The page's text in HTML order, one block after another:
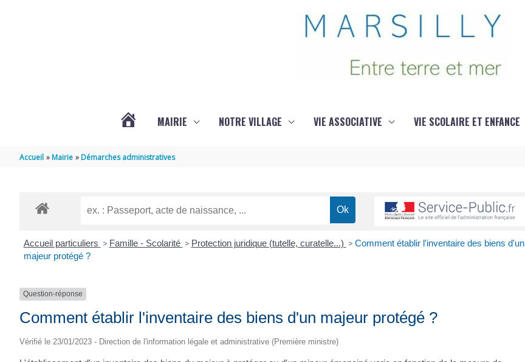
MARSILLY
MAIRIE NOTRE VILLAGE VIE ASSOCIATIVE VIE SCOLAIRE ET ENFANCE
Accueil Mairie Démarches administratives
Accueil particuliers > Famille - Scolarité > Protection juridique (tutelle, curatelle...) > Comment établir l'inventaire des biens d'un
majeur protégé ?
Question-réponse
Comment établir l'inventaire des biens d'un majeur protégé ?
Vérifié le 23/01/2023 - Direction de l'information légale et administrative (Première ministre)